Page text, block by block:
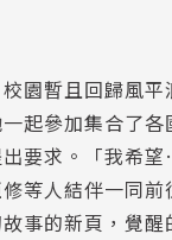
園暫且回歸風
起參加集合了
要求。「我希
等人結伴一同
事的新頁，覺醒